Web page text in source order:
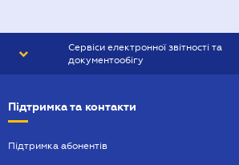
Сервіси електронної звітності та
документообігу
Підтримка та контакти
Підтримка абонентів